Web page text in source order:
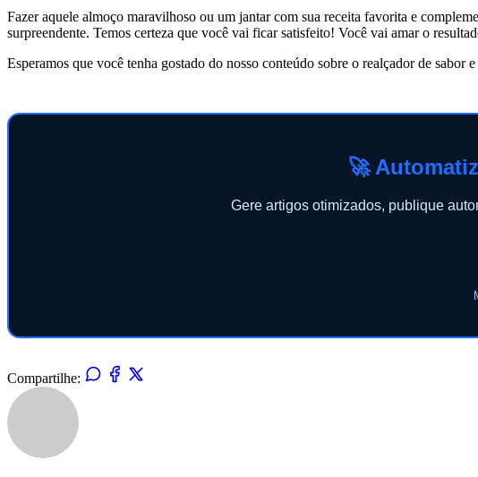
Fazer aquele almoço maravilhoso ou um jantar com sua receita favorita e
surpreendente. Temos certeza que você vai ficar satisfeito! Você vai amar o
Esperamos que você tenha gostado do nosso conteúdo sobre o realçador de sabor
🚀
Gere artigos otimizados, publique
Compartilhe: